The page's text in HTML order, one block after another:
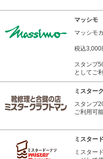
マッシモ
マッシモ
税込3,000
スタンプ
としてご
ミスター
スタンプ
ご利用可能
ミスター
ミスター